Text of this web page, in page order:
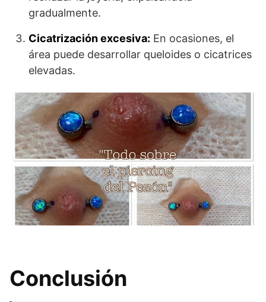
gradualmente.
Cicatrización excesiva: En ocasiones, el
área puede desarrollar queloides o cicatrices
elevadas.
Conclusión